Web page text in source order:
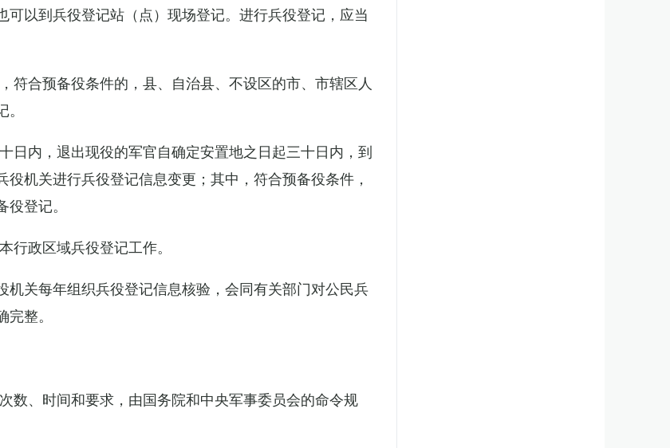
以到兵役登记站（点）现场登记。进行兵役登记，应当
符合预备役条件的，县、自治县、不设区的市、市辖区人
日内，退出现役的军官自确定安置地之日起三十日内，到
机关进行兵役登记信息变更；其中，符合预备役条件，
登记。
行政区域兵役登记工作。
关每年组织兵役登记信息核验，会同有关部门对公民兵
整。
数、时间和要求，由国务院和中央军事委员会的命令规